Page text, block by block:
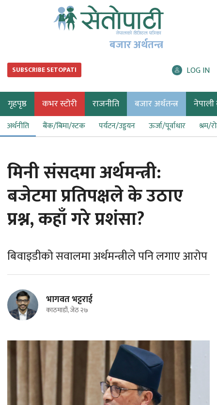
बजार अर्थतन्त्र
SUBSCRIBE SETOPATI LOG IN
गृहपृष्ठ कभर स्टोरी राजनीति बजार अर्थतन्त्र नेपाली
अर्थनीति बैंक/बिमा/स्टक पर्यटन/उड्डयन ऊर्जा/पूर्वाधार श्रम/
मिनी संसदमा अर्थमन्त्री:
बजेटमा प्रतिपक्षले के उठाए
प्रश्न, कहाँ गरे प्रशंसा?
बिवाइडीको सवालमा अर्थमन्त्रीले पनि लगाए आरोप
भागवत भट्टराई
काठमाडौं, जेठ २७